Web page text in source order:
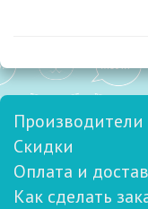
Производители
Скидки
Оплата и
Как сделать